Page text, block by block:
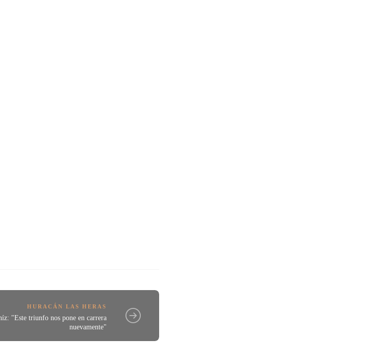
HURACÁN LAS HERAS
"Este triunfo nos pone en carrera
nuevamente"